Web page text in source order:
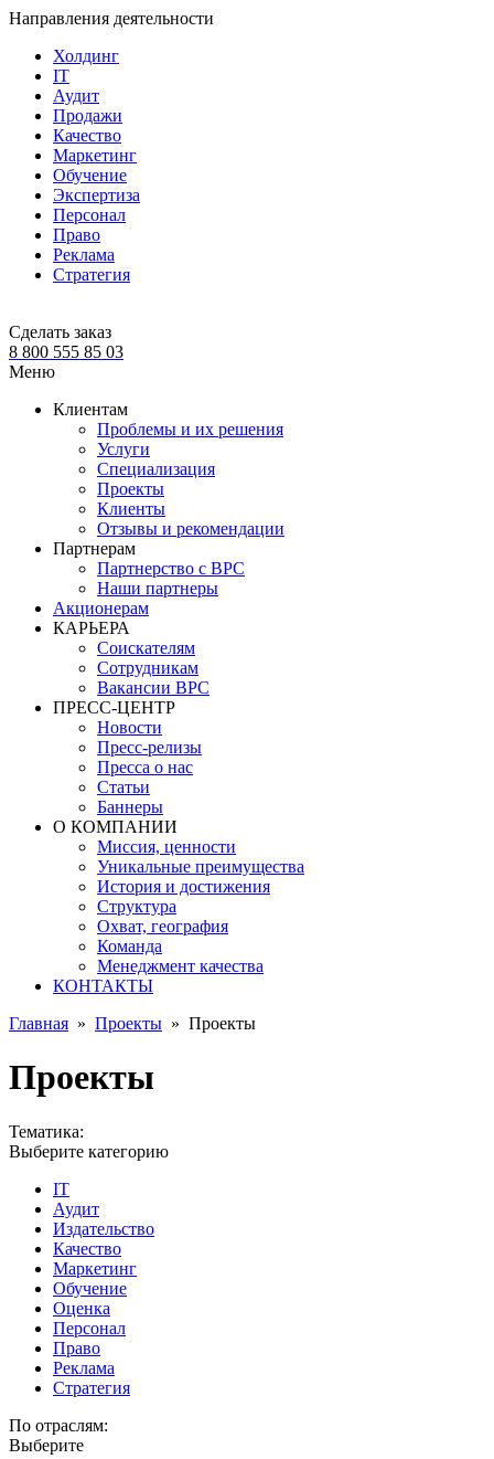
Направления деятельности
Холдинг
IT
Аудит
Продажи
Качество
Маркетинг
Обучение
Экспертиза
Персонал
Право
Реклама
Стратегия
Сделать заказ
8 800 555 85 03
Меню
Клиентам
Проблемы и их решения
Услуги
Специализация
Проекты
Клиенты
Отзывы и рекомендации
Партнерам
Партнерство с BPC
Наши партнеры
Акционерам
КАРЬЕРА
Соискателям
Сотрудникам
Вакансии BPC
ПРЕСС-ЦЕНТР
Новости
Пресс-релизы
Пресса о нас
Статьи
Баннеры
О КОМПАНИИ
Миссия, ценности
Уникальные преимущества
История и достижения
Структура
Охват, география
Команда
Менеджмент качества
КОНТАКТЫ
Главная » Проекты » Проекты
Проекты
Тематика:
Выберите категорию
IT
Аудит
Издательство
Качество
Маркетинг
Обучение
Оценка
Персонал
Право
Реклама
Стратегия
По отраслям:
Выберите